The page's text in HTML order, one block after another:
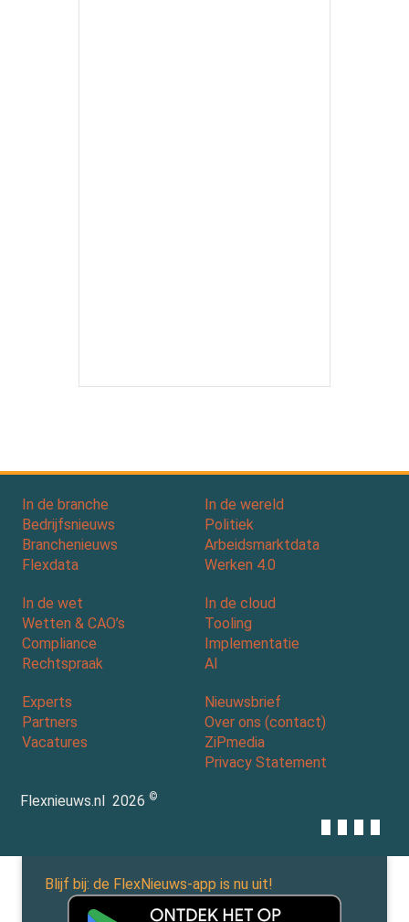
In de branche
Bedrijfsnieuws
Branchenieuws
Flexdata
In de wereld
Politiek
Arbeidsmarktdata
Werken 4.0
In de wet
Wetten & CAO’s
Compliance
Rechtspraak
In de cloud
Tooling
Implementatie
AI
Experts
Partners
Vacatures
Nieuwsbrief
Over ons (contact)
ZiPmedia
Privacy Statement
Flexnieuws.nl 2026 ©
Blijf bij: de FlexNieuws-app is nu uit!